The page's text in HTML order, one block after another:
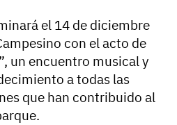
el 14 de diciembre
con el acto de
un encuentro musical y
a todas las
que han contribuido al